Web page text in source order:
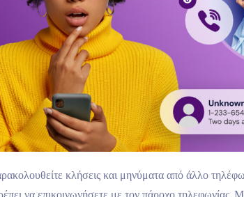
κλήσεις και μηνύματα από άλλο